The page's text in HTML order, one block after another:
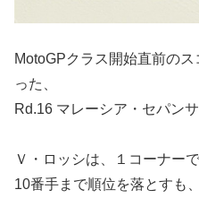
MotoGPクラス開始直前の
った、
Rd.16 マレーシア・セパンサ
Ｖ・ロッシは、１コーナー
10番手まで順位を落とすも